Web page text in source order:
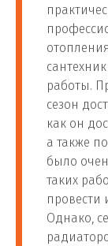
работы.
сезон
как он
а также
было
таких
провести
Однако,